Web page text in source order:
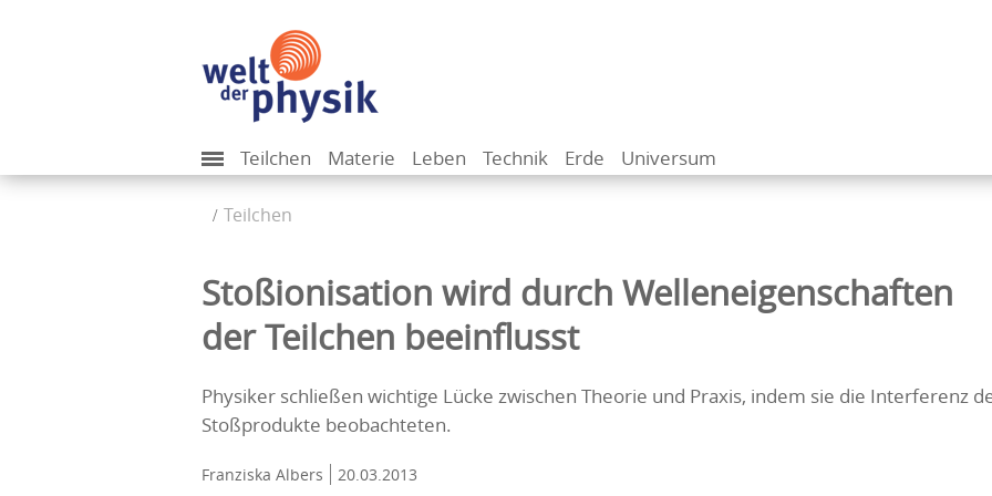
Teilchen Materie Leben Technik Erde Universum
Teilchen
Stoßionisation wird durch Welleneigenschaften
der Teilchen beeinflusst
Physiker schließen wichtige Lücke zwischen Theorie und Praxis, indem sie die Interferenz
Stoßprodukte beobachteten.
Franziska Albers 20.03.2013